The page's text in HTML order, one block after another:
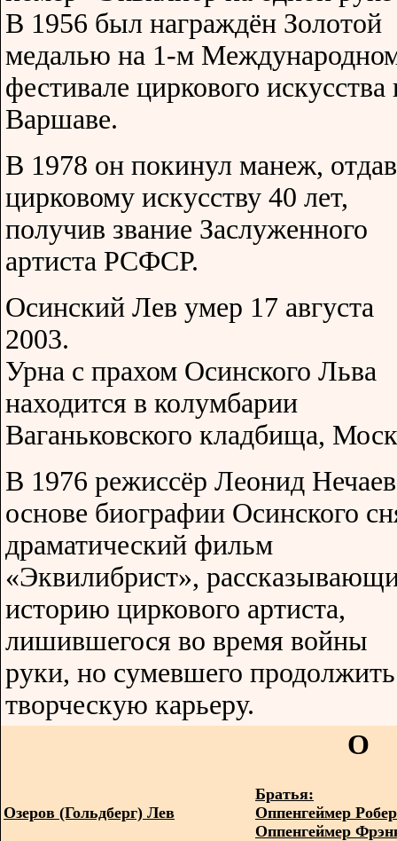
В 1956 был награждён Золотой
медалью на 1-м
фестивале циркового искусства
Варшаве.
В 1978 он покинул манеж, отдав
цирковому искусству 40 лет,
получив звание Заслуженного
артиста РСФСР.
Осинский Лев умер 17 августа
2003.
Урна с прахом Осинского Льва
находится в колумбарии
Ваганьковского кладбища,
В 1976 режиссёр Леонид
основе биографии Осинского
драматический фильм
«Эквилибрист»,
историю циркового артиста,
лишившегося во время войны
руки, но сумевшего продолжить
творческую карьеру.
O
Озеров (Гольдберг) Лев
Братья:
Оппенгеймер
Оппенгеймер